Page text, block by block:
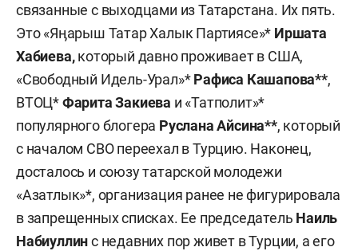
связанные с выходцами из Татарстана. Их пять.
Это «Яӊарыш Татар Халык Партиясе»* Иршата
Хабиева,который давно проживает в США,
«Свободный Идель-Урал»*Рафиса Кашапова**,
ВТОЦ*Фарита Закиева и «Татполит»*
популярного блогера Руслана Айсина**, который
с началом СВО переехал в Турцию. Наконец,
досталось и союзу татарской молодежи
«Азатлык»*, организация ранее не фигурировала
в запрещенных списках. Ее председатель Наиль
Набиуллинс недавних пор живет в Турции, а его